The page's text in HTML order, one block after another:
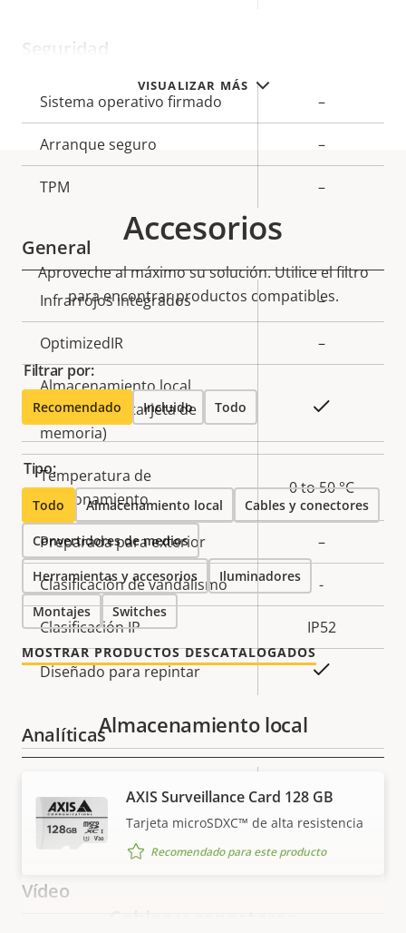
VISUALIZAR MÁS
Seguridad
Descripción
de
propiedad
Valor de
la
Sistema operativo firmado –
Arranque seguro –
TPM –
General
Descripción
de
propiedad
Valor de
la
Infrarrojos integrados –
OptimizedIR –
Almacenamiento local
(ranura para tarjeta de
memoria)
Temperatura de
funcionamiento
0 to 50 °C
Preparada para exterior –
Clasificación de vandalismo -
Clasificación IP IP52
Diseñado para repintar
Analíticas
de
propiedad
Valor de
Versión Autotracking -
Ayuda de orientación -
Vídeo
Accesorios
Aproveche al máximo su solución. Utilice el filtro
para encontrar productos compatibles.
Filtrar por:
Recomendado Incluido Todo
Tipo:
Todo Almacenamiento local Cables y conectores
Convertidores de medios
Herramientas y accesorios Iluminadores
Montajes Switches
MOSTRAR PRODUCTOS DESCATALOGADOS
Almacenamiento local
AXIS Surveillance Card 128 GB
Tarjeta microSDXC™ de alta resistencia
Recomendado para este producto